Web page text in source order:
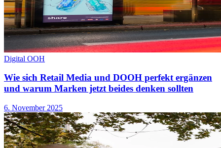
Digital OOH
Wie sich Retail Media und DOOH perfekt ergänzen
und warum Marken jetzt beides denken sollten
6. November 2025